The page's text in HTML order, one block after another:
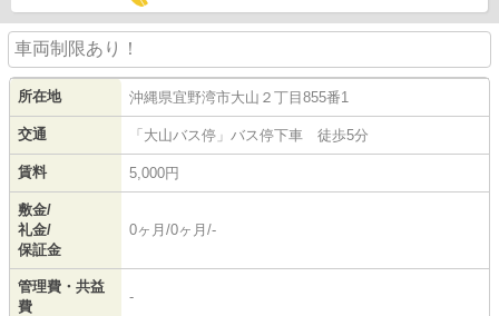
車両制限あり！
所在地 沖縄県宜野湾市大山 ２丁目855番1
交通 「大山バス停」バス停下車 徒歩5分
賃料 5,000円
敷金/
礼金/
保証金
0ヶ月/0ヶ月/-
管理費・共益
費
-